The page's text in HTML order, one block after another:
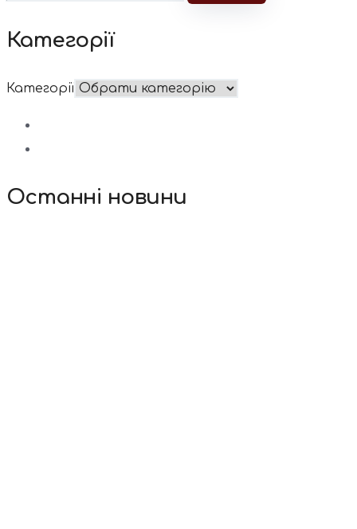
Категорії
Категорії
Останні новини